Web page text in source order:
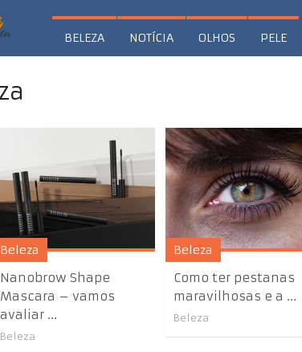
BELEZA NOTÍCIA OLHOS PELE
Beleza
Nanobrow Shape
Mascara – vamos
avaliar ...
Beleza
Beleza
Como ter pestanas
maravilhosas e a ...
Beleza